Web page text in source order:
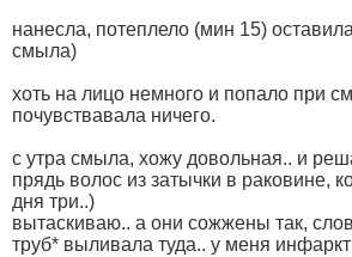
нанесла, потеплело (мин 15)
смыла)
хоть на лицо немного и попало при
почувствавала ничего.
с утра смыла, хожу довольная.. и
прядь волос из затычки в раковине,
дня три..)
вытаскиваю.. а они сожжены так,
труб* выливала туда.. у меня